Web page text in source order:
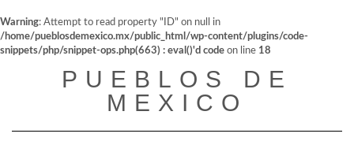
Warning: Attempt to read property "ID" on null in
/home/pueblosdemexico.mx/public_html/wp-content/plugins/code-
snippets/php/snippet-ops.php(663) : eval()'d code on line 18
PUEBLOS DE
MEXICO